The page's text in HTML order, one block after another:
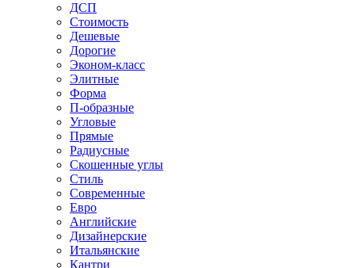
ДСП
Стоимость
Дешевые
Дорогие
Эконом-класс
Элитные
Форма
П-образные
Угловые
Прямые
Радиусные
Скошенные углы
Стиль
Современные
Евро
Английские
Дизайнерские
Итальянские
Кантри